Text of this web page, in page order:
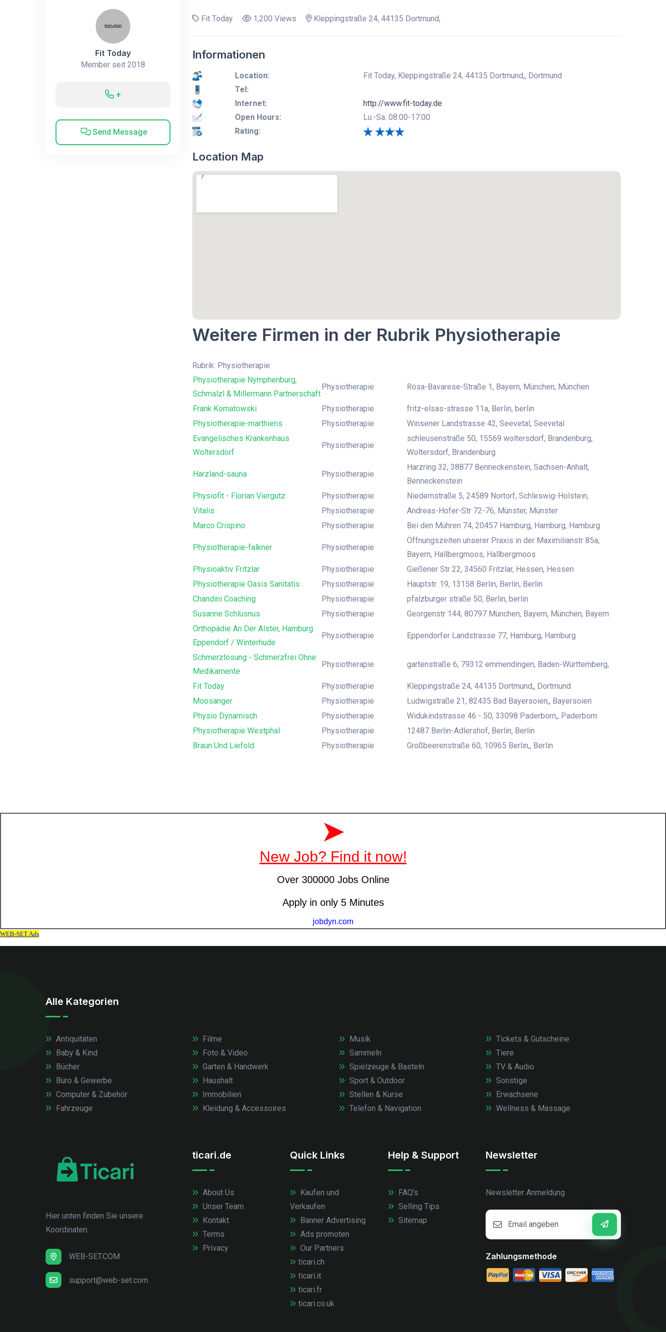
Fit Today
Member seit 2018
+
Send Message
Fit Today 1,200 Views Kleppingstraße 24, 44135 Dortmund,
Informationen
Location:
Fit Today, Kleppingstraße 24, 44135 Dortmund,, Dortmund
Tel:
Internet:
http://www.fit-today.de
Open Hours:
Lu.-Sa. 08:00-17:00
Rating:
Location Map
Weitere Firmen in der Rubrik Physiotherapie
Rubrik: Physiotherapie
Physiotherapie Nymphenburg,
Schmalzl & Millermann Partnerschaft
Physiotherapie Rosa-Bavarese-Straße 1, Bayern, München, München
Frank Komatowski Physiotherapie
fritz-elsas-strasse 11a, Berlin, berlin
Physiotherapie-marthiens
Physiotherapie
Winsener Landstrasse 42, Seevetal, Seevetal
Evangelisches Krankenhaus
Woltersdorf
Physiotherapie
schleusenstraße 50, 15569 woltersdorf, Brandenburg,
Woltersdorf, Brandenburg
Harzland-sauna Physiotherapie
Harzring 32, 38877 Benneckenstein, Sachsen-Anhalt,
Benneckenstein
Physiofit - Florian Viergutz
Physiotherapie
Niedernstraße 5, 24589 Nortorf, Schleswig-Holstein,
Vitalis
Physiotherapie
Andreas-Hofer-Str 72-76, Münster, Münster
Marco Crispino
Physiotherapie Bei den Mühren 74, 20457 Hamburg, Hamburg, Hamburg
Physiotherapie-falkner Physiotherapie
Öffnungszeiten unserer Praxis in der Maximilianstr 85a,
Bayern, Hallbergmoos, Hallbergmoos
Physioaktiv Fritzlar
Physiotherapie
Gießener Str 22, 34560 Fritzlar, Hessen, Hessen
Physiotherapie Oasis Sanitatis
Physiotherapie
Hauptstr. 19, 13158 Berlin, Berlin, Berlin
Chandini Coaching
Physiotherapie
pfalzburger straße 50, Berlin, berlin
Susanne Schlusnus
Physiotherapie
Georgenstr 144, 80797 München, Bayern, München, Bayern
Orthopädie An Der Alster, Hamburg
Eppendorf / Winterhude
Physiotherapie Eppendorfer Landstrasse 77, Hamburg, Hamburg
Schmerzlösung - Schmerzfrei Ohne
Medikamente
Physiotherapie gartenstraße 6, 79312 emmendingen, Baden-Württemberg,
Fit Today Physiotherapie
Kleppingstraße 24, 44135 Dortmund,, Dortmund
Moosanger
Physiotherapie
Ludwigstraße 21, 82435 Bad Bayersoien,, Bayersoien
Physio Dynamisch
Physiotherapie
Widukindstrasse 46 - 50, 33098 Paderborn,, Paderborn
Physiotherapie Westphal
Physiotherapie
12487 Berlin-Adlershof, Berlin, Berlin
Braun Und Liefold
Physiotherapie Großbeerenstraße 60, 10965 Berlin,, Berlin
Alle Kategorien
Antiquitäten
Baby & Kind
Bücher
Büro & Gewerbe
Computer & Zubehör
Fahrzeuge
Filme
Foto & Video
Garten & Handwerk
Haushalt
Immobilien
Kleidung & Accessoires
Musik
Sammeln
Spielzeuge & Basteln
Sport & Outdoor
Stellen & Kurse
Telefon & Navigation
Tickets & Gutscheine
Tiere
TV & Audio
Sonstige
Erwachsene
Wellness & Massage
Hier unten finden Sie unsere
Koordinaten:
WEB-SET.COM
support@web-set.com
ticari.de
About Us
Unser Team
Kontakt
Terms
Privacy
Quick Links
Kaufen und
Verkaufen
Banner Advertising
Ads promoten
Our Partners
ticari.ch
ticari.it
ticari.fr
ticari.co.uk
Help & Support
FAQ's
Selling Tips
Sitemap
Newsletter
Newsletter Anmeldung
Zahlungsmethode